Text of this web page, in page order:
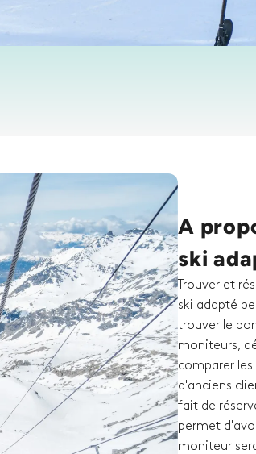
A
ski
Trouver et
ski adapté
trouver le
moniteurs,
comparer
d'anciens
fait de
permet
moniteur